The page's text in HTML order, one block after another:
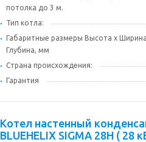
потолка до 3 м.
Тип котла:
Габаритные размеры Высота х
Глубина, мм
Страна происхождения:
Гарантия
Котел настенный
BLUEHELIX SIGMA 28H ( 28